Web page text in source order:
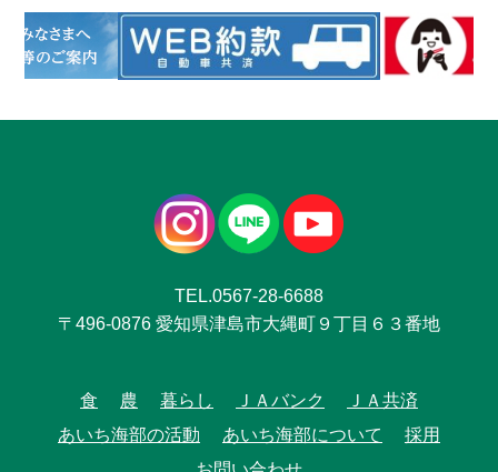
TEL.0567-28-6688
〒496-0876 愛知県津島市大縄町９丁目６３番地
食 農 暮らし ＪＡバンク
ＪＡ共済
あいち海部の活動
あいち海部について
採用